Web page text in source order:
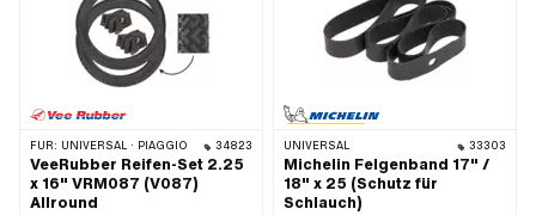
Schlauch)
· Schlauchlos (ja/nein): Tubetype TT
(benötigt Schlauch)
FÜR: UNIVERSAL · PIAGGIO 34823
VeeRubber Reifen-Set 2.25
x 16" VRM087 (V087)
Allround
UNIVERSAL 33303
Michelin Felgenband 17" /
18" x 25 (Schutz für
Schlauch)